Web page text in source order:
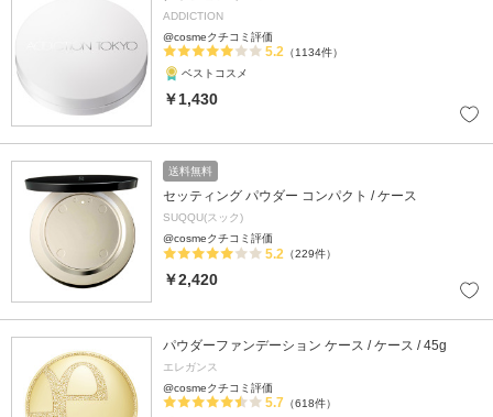
ADDICTION
@cosmeクチコミ評価
5.2 （1134件）
ベストコスメ
￥1,430
送料無料
セッティング パウダー コンパクト / ケース
SUQQU(スック)
@cosmeクチコミ評価
5.2 （229件）
￥2,420
パウダーファンデーション ケース / ケース / 45g
エレガンス
@cosmeクチコミ評価
5.7 （618件）